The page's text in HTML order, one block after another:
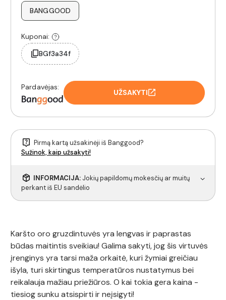
BANGGOOD
Kuponai:
BGf3a34f
Pardavėjas:
UŽSAKYTI
Pirmą kartą užsakinėji iš Banggood?
Sužinok, kaip užsakyti!
INFORMACIJA: Jokių papildomų mokesčių ar muitų
perkant iš EU sandėlio
Karšto oro gruzdintuvės yra lengvas ir paprastas
būdas maitintis sveikiau! Galima sakyti, jog šis virtuvės
įrenginys yra tarsi maža orkaitė, kuri žymiai greičiau
išyla, turi skirtingus temperatūros nustatymus bei
reikalauja mažiau priežiūros. O kai tokia gera kaina -
tiesiog sunku atsispirti ir neįsigyti!